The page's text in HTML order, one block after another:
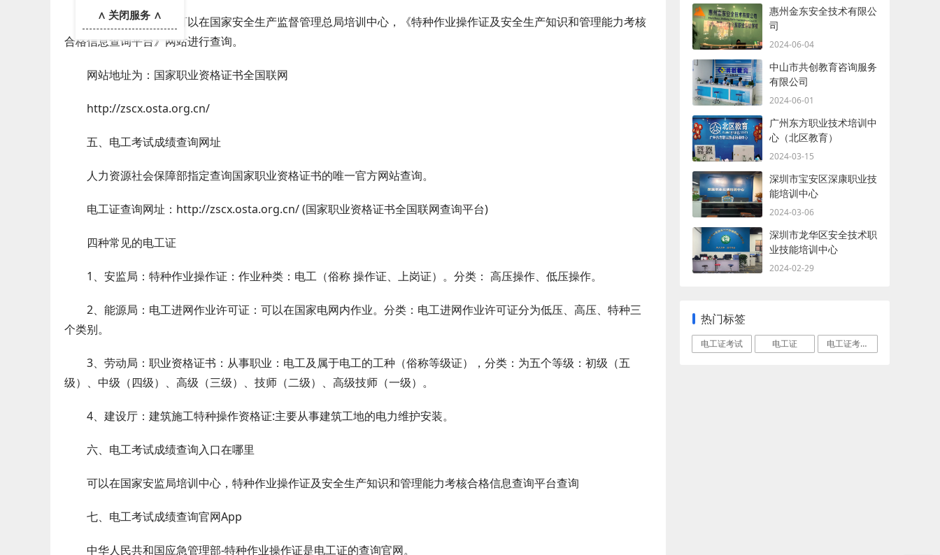
全国电工证查询，可以在国家安全生产监督管理总局培训中心，《特种作业操作证及安全生产知识和管理能力考核
合格信息查询平台》网站进行查询。
网站地址为：国家职业资格证书全国联网
http://zscx.osta.org.cn/
五、电工考试成绩查询网址
人力资源社会保障部指定查询国家职业资格证书的唯一官方网站查询。
电工证查询网址：http://zscx.osta.org.cn/ (国家职业资格证书全国联网查询平台)
四种常见的电工证
1、安监局：特种作业操作证：作业种类：电工（俗称 操作证、上岗证）。分类： 高压操作、低压操作。
2、能源局：电工进网作业许可证：可以在国家电网内作业。分类：电工进网作业许可证分为低压、高压、特种三
个类别。
3、劳动局：职业资格证书：从事职业：电工及属于电工的工种（俗称等级证），分类：为五个等级：初级（五
级）、中级（四级）、高级（三级）、技师（二级）、高级技师（一级）。
4、建设厅：建筑施工特种操作资格证:主要从事建筑工地的电力维护安装。
六、电工考试成绩查询入口在哪里
可以在国家安监局培训中心，特种作业操作证及安全生产知识和管理能力考核合格信息查询平台查询
七、电工考试成绩查询官网App
中华人民共和国应急管理部-特种作业操作证是电工证的查询官网。
惠州金东安全技术有限公
司
2024-06-04
中山市共创教育咨询服务
有限公司
2024-06-01
广州东方职业技术培训中
心（北区教育）
2024-03-15
深圳市宝安区深康职业技
能培训中心
2024-03-06
深圳市龙华区安全技术职
业技能培训中心
2024-02-29
热门标签
电工证考试 电工证 电工证考试成绩查询
∧ 关闭服务 ∧